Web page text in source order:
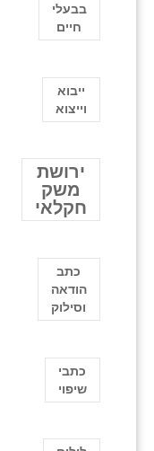
בבעלי
חיים
ייבוא
וייצוא
ירושת
משק
חקלאי
כתב
הודאה
וסילוק
כתבי
שיפוי